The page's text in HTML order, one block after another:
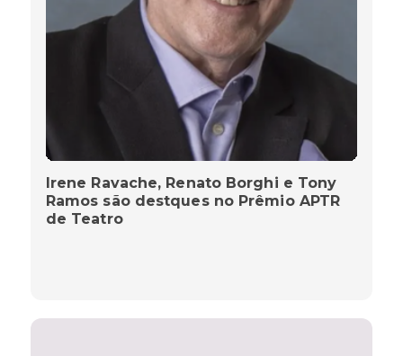
Irene Ravache, Renato Borghi e Tony
Ramos são destques no Prêmio APTR
de Teatro